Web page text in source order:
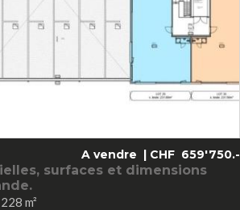
A vendre | CHF 659'750.-
surfaces et dimensions
m²